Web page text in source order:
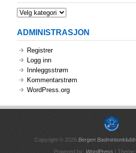
Arkiv
ADMINISTRASJON
Registrer
Logg inn
Innleggsstrøm
Kommentarstrøm
WordPress.org
Copyright © 2026 Bergen Badmintonklubb
Powered by: WordPress | Theme: